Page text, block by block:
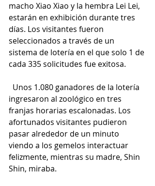
macho Xiao Xiao y la hembra Lei Lei,
estarán en exhibición durante tres
días. Los visitantes fueron
seleccionados a través de un
sistema de lotería en el que solo 1 de
cada 335 solicitudes fue exitosa.
ingresaron al zoológico en tres
franjas horarias escalonadas. Los
afortunados visitantes pudieron
pasar alrededor de un minuto
viendo a los gemelos interactuar
felizmente, mientras su madre, Shin
Shin, miraba.